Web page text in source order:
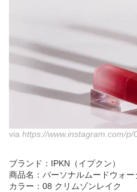
via https://www.instagram.com/p/
ブランド：IPKN（イプクン）
商品名：パーソナルムードウォ
カラー：08 クリムゾンレイク